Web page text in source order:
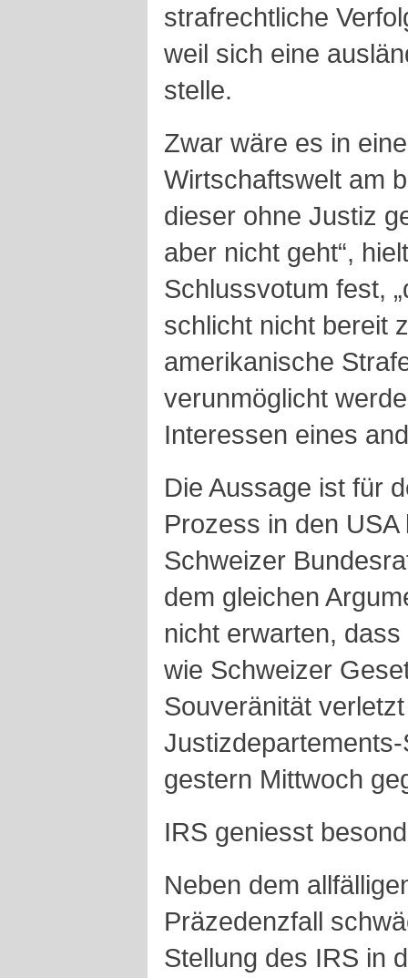
strafrechtliche
weil sich eine
stelle.
Zwar wäre es in
Wirtschaftswelt am
dieser ohne Justiz
aber nicht geht“,
Schlussvotum fest,
schlicht nicht bereit
amerikanische
verunmöglicht
Interessen eines
Die Aussage ist für
Prozess in den
Schweizer
dem gleichen
nicht erwarten,
wie Schweizer
Souveränität
gestern Mittwoch
IRS geniesst
Neben dem
Präzedenzfall
Stellung des IRS in